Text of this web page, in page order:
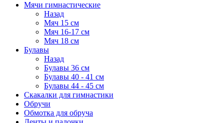
Мячи гимнастические
Назад
Мяч 15 см
Мяч 16-17 см
Мяч 18 см
Булавы
Назад
Булавы 36 см
Булавы 40 - 41 см
Булавы 44 - 45 см
Скакалки для гимнастики
Обручи
Обмотка для обруча